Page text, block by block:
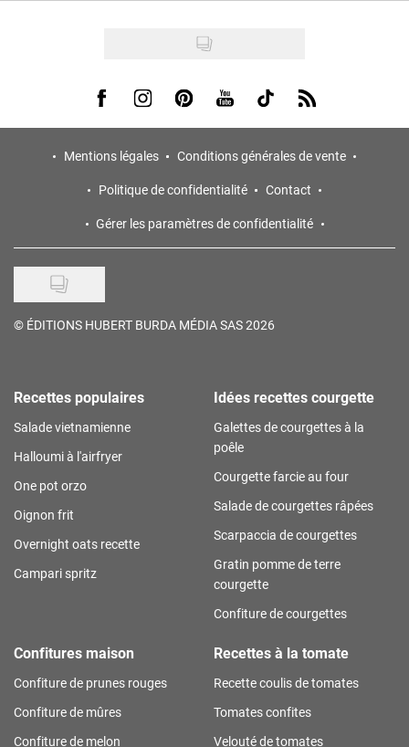
Visit us on Facebook
Visit us on Instagram
Visit us on Pinterest
Visit us on Youtube
Visit us on Tiktok
Visit us on Rss
Mentions légales
Conditions générales de vente
Politique de confidentialité
Contact
Gérer les paramètres de confidentialité
© ÉDITIONS HUBERT BURDA MÉDIA SAS 2026
Recettes populaires
Salade vietnamienne
Halloumi à l'airfryer
One pot orzo
Oignon frit
Overnight oats recette
Campari spritz
Idées recettes courgette
Galettes de courgettes à la
poêle
Courgette farcie au four
Salade de courgettes râpées
Scarpaccia de courgettes
Gratin pomme de terre
courgette
Confiture de courgettes
Confitures maison
Confiture de prunes rouges
Confiture de mûres
Confiture de melon
Recettes à la tomate
Recette coulis de tomates
Tomates confites
Velouté de tomates